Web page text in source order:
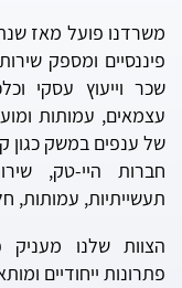
פיננסיים ומספק
שכר וייעוץ עסקי
עצמאים, עמותות
של ענפים במשק כגון
חברות היי-טק,
תעשייתיות, עמותות,
הצוות שלנו מעניק
פתרונות ייחודיים